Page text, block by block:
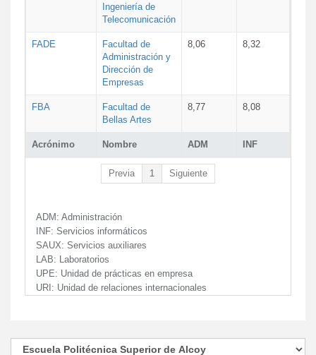
Acrónimo Nombre ADM INF
Ingeniería de
Telecomunicación
FADE
Facultad de
Administración y
Dirección de
Empresas
8,06 8,32
FBA
Facultad de
Bellas Artes
8,77 8,08
Previa 1 Siguiente
ADM: Administración
INF: Servicios informáticos
SAUX: Servicios auxiliares
LAB: Laboratorios
UPE: Unidad de prácticas en empresa
URI: Unidad de relaciones internacionales